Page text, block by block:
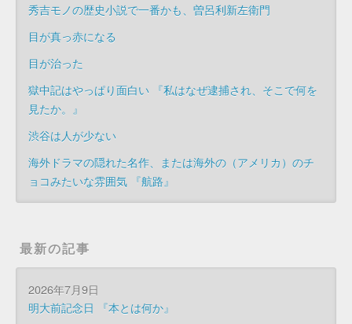
秀吉モノの歴史小説で一番かも、曽呂利新左衛門
目が真っ赤になる
目が治った
獄中記はやっぱり面白い 『私はなぜ逮捕され、そこで何を
見たか。』
渋谷は人が少ない
海外ドラマの隠れた名作、または海外の（アメリカ）のチ
ョコみたいな雰囲気 『航路』
最新の記事
2026年7月9日
明大前記念日 『本とは何か』